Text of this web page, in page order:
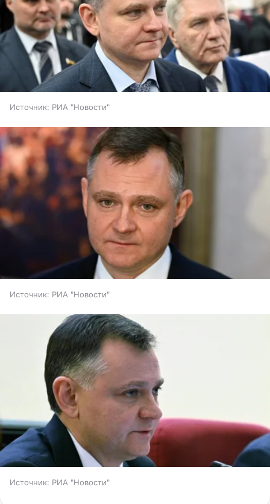
Источник: РИА "Новости"
Источник: РИА "Новости"
Источник: РИА "Новости"